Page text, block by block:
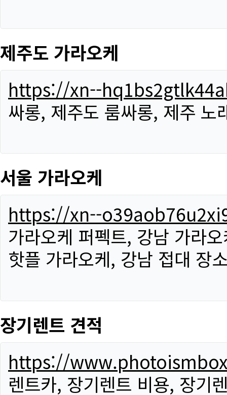
제주도 가라오케
https://xn--
싸롱, 제주도 룸싸롱, 제주 노
서울 가라오케
https://xn--
가라오케 퍼펙트, 강남 가라
핫플 가라오케, 강남 접대 장
장기렌트 견적
https://
렌트카, 장기렌트 비용, 장기